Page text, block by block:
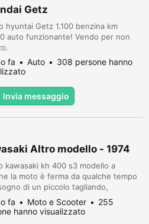
Getz
hyuntai Getz 1.100 benzina km
auto funzionante! Vendo per non
fa Auto
308 persone hanno
Invia messaggio
Altro modello - 1974
kawasaki kh 400 s3 modello a
la moto è ferma da qualche tempo
di un piccolo tagliando,
in regola targa nuova, non si
un restauro completo ma
insieme alla moto cedo un
fa Moto e Scooter
255
hanno visualizzato